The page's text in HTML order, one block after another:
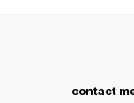
contact